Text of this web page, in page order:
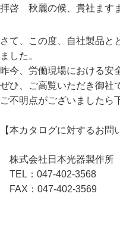
拝啓 秋麗の候、貴社ます
さて、この度、自社製品と
ました。
昨今、労働現場における安
ぜひ、ご高覧いただき御社
ご不明点がございましたら
【本カタログに対するお問
株式会社日本光器製作
TEL：047-402-3568
FAX：047-402-3569